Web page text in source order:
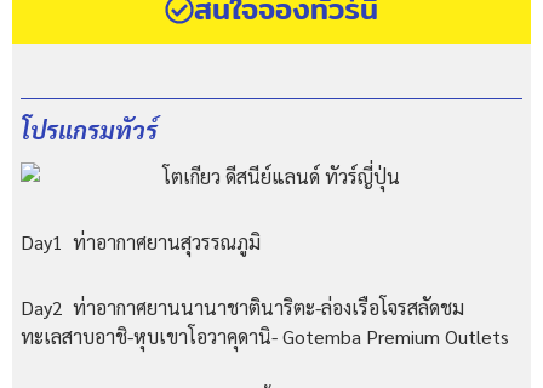
โปรแกรมทัวร์
Day1 ท่าอากาศยานสุวรรณภูมิ
Day2 ท่าอากาศยานนานาชาตินาริตะ-ล่องเรือโจรสลัดชม
ทะเลสาบอาชิ-หุบเขาโอวาคุดานิ- Gotemba Premium Outlets